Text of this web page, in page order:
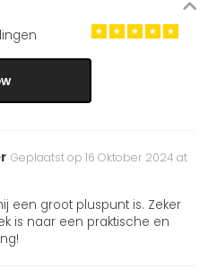
Geplaatst op 16 Oktober 2024 at
een groot pluspunt is. Zeker
is naar een praktische en